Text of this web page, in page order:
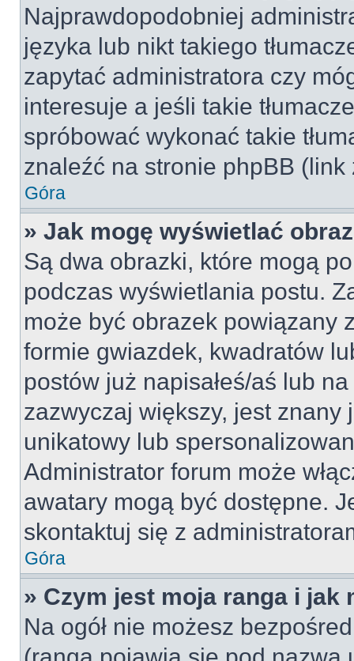
Najprawdopodobniej
języka lub nikt takiego
zapytać administratora czy
interesuje a jeśli takie
spróbować wykonać takie
znaleźć na stronie phpBB
Góra
» Jak mogę wyświetlać
Są dwa obrazki, które mogą
podczas wyświetlania postu.
może być obrazek powiązany
formie gwiazdek, kwadratów
postów już napisałeś/aś lub
zazwyczaj większy, jest
unikatowy lub
Administrator forum może
awatary mogą być dostępne.
skontaktuj się z
Góra
» Czym jest moja ranga i jak
Na ogół nie możesz